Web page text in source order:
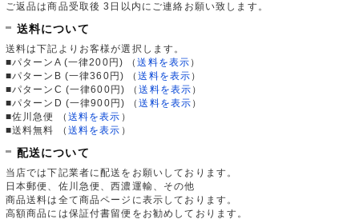
ご返品は商品受取後 3日以内にご連絡お願い致します。
送料について
送料は下記よりお客様が選択します。
■パターンA (一律200円)
（送料を表示 ）
■パターンB (一律360円)
（送料を表示 ）
■パターンC (一律600円)
（送料を表示 ）
■パターンD (一律900円)
（送料を表示 ）
■佐川急便
（ 送料を表示 ）
■送料無料
（ 送料を表示 ）
配送について
当店では下記業者に配送をお願いしております。
日本郵便、佐川急便、西濃運輸、その他
商品送料は全て商品ページに表示しております。
高額商品には保証付書留便をお勧めしております。